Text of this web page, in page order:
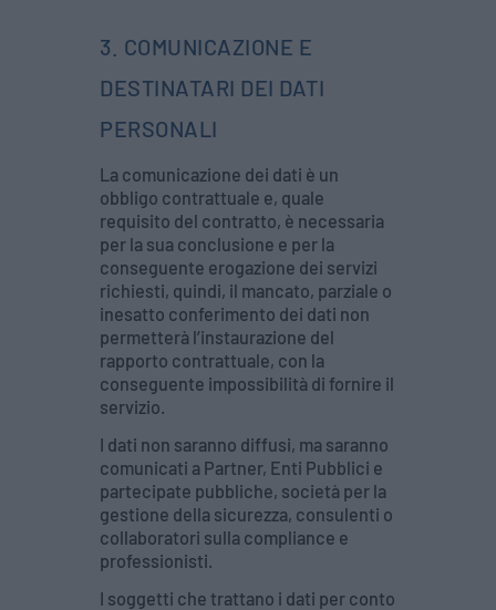
3. COMUNICAZIONE E
DESTINATARI DEI DATI
PERSONALI
La comunicazione dei dati è un
obbligo contrattuale e, quale
requisito del contratto, è necessaria
per la sua conclusione e per la
conseguente erogazione dei servizi
richiesti, quindi, il mancato, parziale o
inesatto conferimento dei dati non
permetterà l’instaurazione del
rapporto contrattuale, con la
conseguente impossibilità di fornire il
servizio.
I dati non saranno diffusi, ma saranno
comunicati a Partner, Enti Pubblici e
partecipate pubbliche, società per la
gestione della sicurezza, consulenti o
collaboratori sulla compliance e
professionisti.
I soggetti che trattano i dati per conto